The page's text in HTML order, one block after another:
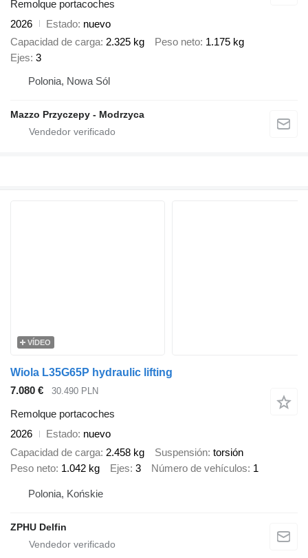
Remolque portacoches
2026
Estado nuevo
Capacidad de carga 2.325 kg Peso neto 1.175 kg
Ejes 3
Polonia, Nowa Sól
Mazzo Przyczepy - Modrzyca
VÍDEO
Wiola L35G65P hydraulic lifting
7.080 €
30.490 PLN
Remolque portacoches
2026
Estado nuevo
Capacidad de carga 2.458 kg Suspensión torsión
Peso neto 1.042 kg Ejes 3 Número de vehículos 1
Polonia, Końskie
ZPHU Delfin